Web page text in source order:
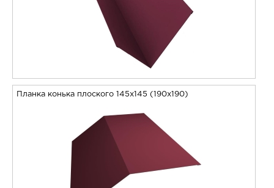
Планка конька плоского 145х145 (190х190)